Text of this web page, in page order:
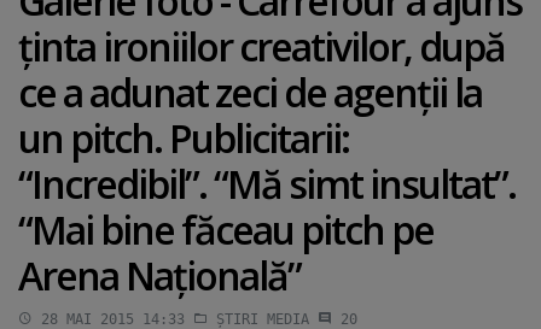
content
ţinta ironiilor creativilor, după
ce a adunat zeci de agenţii la
un pitch. Publicitarii:
“Incredibil”. “Mă simt insultat”.
“Mai bine făceau pitch pe
Arena Naţională”
28 MAI 2015 14:33 ȘTIRI MEDIA 20